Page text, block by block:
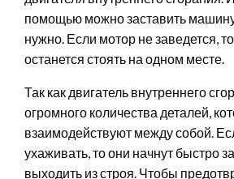
помощью можно заставить машину
нужно. Если мотор не заведется,
останется стоять на одном месте.
Так как двигатель внутреннего
огромного количества деталей,
взаимодействуют между собой.
ухаживать, то они начнут быстро
выходить из строя. Чтобы